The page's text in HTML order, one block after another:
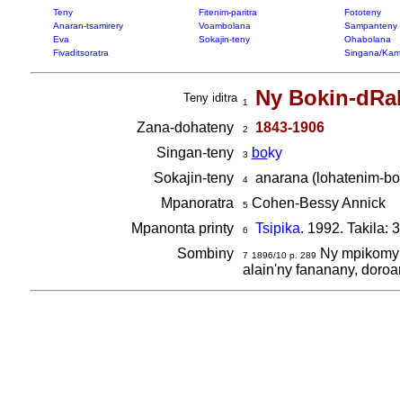
Teny Fitenim-paritra Fototeny
Anaran-tsamirery
Voambolana Sampanteny
Eva
Sokajin-teny Ohabolana
Fivaditsoratra
Singana/
Teny iditra 1 Ny Bokin-
Zana-dohateny 2
1843-1906
Singan-teny
3 boky
Sokajin-teny
4anarana (lohatenim-
Mpanoratra
5Cohen-Bessy Annick
Mpanonta printy
6 Tsipika. 1992. Takila:
Sombiny
7 1896/10 p. 289
Ny
alain'ny fananany,